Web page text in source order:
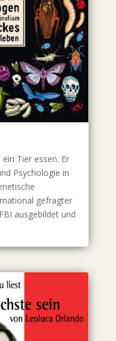
Tier essen. Er
Psychologie in
gefragter
ausgebildet und